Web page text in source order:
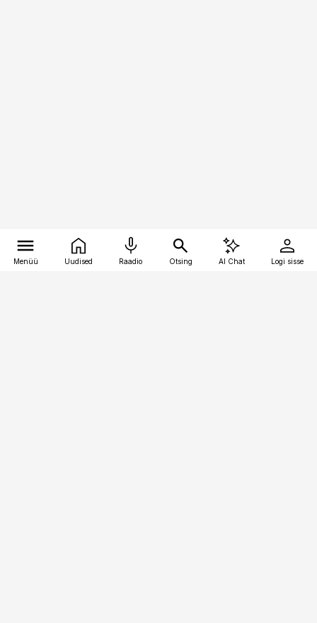
Menüü Uudised Raadio Otsing AI Chat Logi sisse